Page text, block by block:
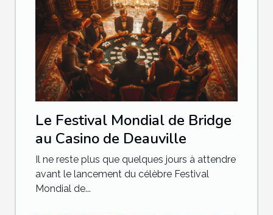
Le Festival Mondial de Bridge
au Casino de Deauville
Il ne reste plus que quelques jours à attendre
avant le lancement du célèbre Festival
Mondial de...